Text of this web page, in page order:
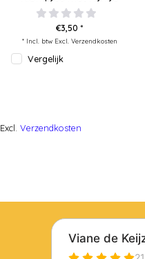
€3,50 *
* Incl. btw Excl. Verzendkosten
Vergelijk
Excl. Verzendkosten